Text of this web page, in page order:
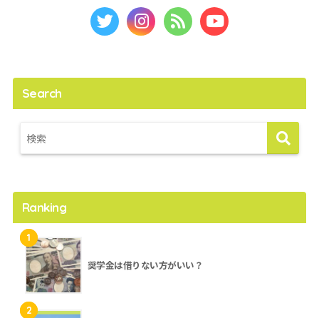
Search
Ranking
1
奨学金は借りない方がいい？
2